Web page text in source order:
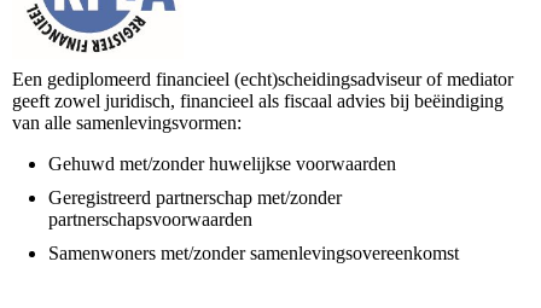
Een gediplomeerd financieel (echt)scheidingsadviseur of mediator
geeft zowel juridisch, financieel als fiscaal advies bij beëindiging
van alle samenlevingsvormen:
Gehuwd met/zonder huwelijkse voorwaarden
Geregistreerd partnerschap met/zonder
partnerschapsvoorwaarden
Samenwoners met/zonder samenlevingsovereenkomst